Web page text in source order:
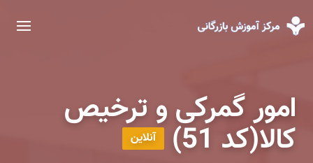
امور گمرکی و ترخیص
کالا(کد 51) آنلاین